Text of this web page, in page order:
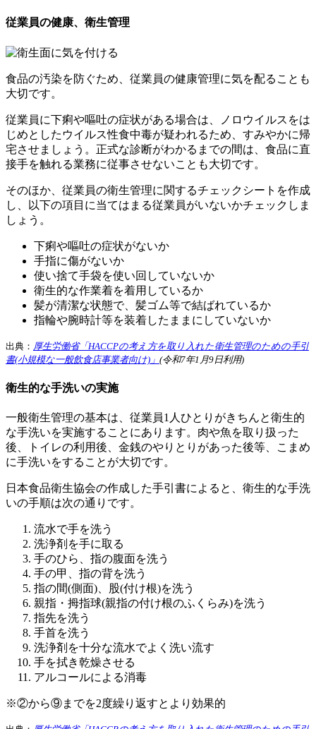
従業員の健康、衛生管理
食品の汚染を防ぐため、従業員の健康管理に気を配ることも
大切です。
従業員に下痢や嘔吐の症状がある場合は、ノロウイルスをは
じめとしたウイルス性食中毒が疑われるため、すみやかに帰
宅させましょう。正式な診断がわかるまでの間は、食品に直
接手を触れる業務に従事させないことも大切です。
そのほか、従業員の衛生管理に関するチェックシートを作成
し、以下の項目に当てはまる従業員がいないかチェックしま
しょう。
下痢や嘔吐の症状がないか
手指に傷がないか
使い捨て手袋を使い回していないか
衛生的な作業着を着用しているか
髪が清潔な状態で、髪ゴム等で結ばれているか
指輪や腕時計等を装着したままにしていないか
出典： 厚生労働省「HACCPの考え方を取り入れた衛生管理のための手引
書(小規模な一般飲食店事業者向け)」 (令和7年1月9日利用)
衛生的な手洗いの実施
一般衛生管理の基本は、従業員1人ひとりがきちんと衛生的
な手洗いを実施することにあります。肉や魚を取り扱った
後、トイレの利用後、金銭のやりとりがあった後等、こまめ
に手洗いをすることが大切です。
日本食品衛生協会の作成した手引書によると、衛生的な手洗
いの手順は次の通りです。
流水で手を洗う
洗浄剤を手に取る
手のひら、指の腹面を洗う
手の甲、指の背を洗う
指の間(側面)、股(付け根)を洗う
親指・拇指球(親指の付け根のふくらみ)を洗う
指先を洗う
手首を洗う
洗浄剤を十分な流水でよく洗い流す
手を拭き乾燥させる
アルコールによる消毒
※②から⑨までを2度繰り返すとより効果的